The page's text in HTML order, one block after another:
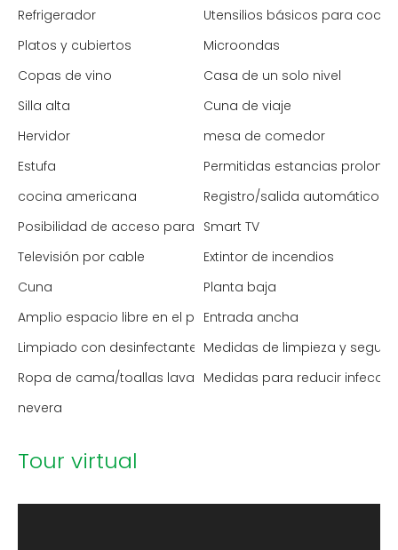
Refrigerador
Utensilios básicos para
Platos y cubiertos
Microondas
Copas de vino
Casa de un solo nivel
Silla alta
Cuna de viaje
Hervidor
mesa de comedor
Estufa
Permitidas estancias
cocina americana
Registro/salida automático
Posibilidad de acceso para sillas de ruedas
Smart TV
Televisión por cable
Extintor de incendios
Cuna
Planta baja
Amplio espacio libre en el pasilloEntrada ancha
Limpiado con desinfectante Medidas de limpieza y
Ropa de cama/toallas lavadas a alta temperatura
Medidas para reducir
nevera
Tour virtual